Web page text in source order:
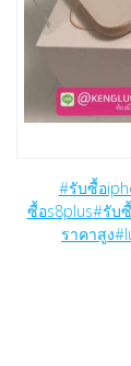
#รับซื้อ
ซื้อs8plus#รับ
ราคาสูง#